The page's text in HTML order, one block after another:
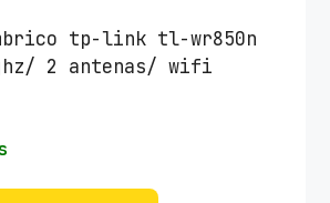
tp-link tl-wr850n
2 antenas/ wifi